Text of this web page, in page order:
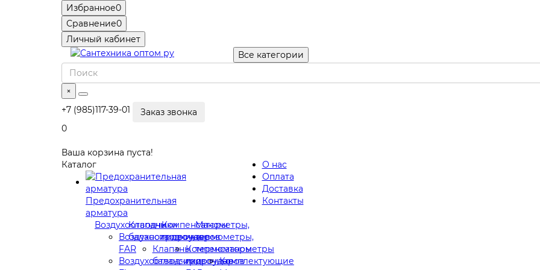
Избранное0
Сравнение0
Личный кабинет
Все категории
×
+7 (985)117-39-01
Заказ звонка
0
Ваша корзина пуста!
Каталог
Предохранительная
арматура
Воздухоотводчики
Воздухоотводчики
FAR
Воздухоотводчики
Клапаны
балансировочные
Клапаны
балансировочные
Компенсаторы
гидроударов
Компенсаторы
гидроударов
Манометры,
термометры,
термоманометры
Комплектующие
О нас
Оплата
Доставка
Контакты